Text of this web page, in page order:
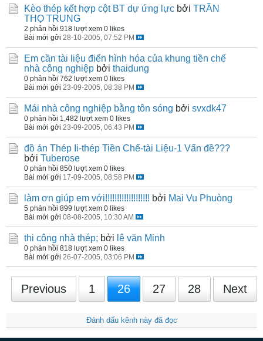
Kèo thép kết hợp cột BT dự ứng lực bởi TRẦN
THỌ TRUNG
2 phản hồi 918 lượt xem 0 likes
Bài mới gởi 28-10-2005, 07:52 PM
Em cần tài liệu điển hình hóa của khung tiền chế
nhà công nghiệp bởi thaidung
0 phản hồi 762 lượt xem 0 likes
Bài mới gởi 23-09-2005, 08:38 PM
Mái nhà công nghiệp bằng tôn sóng bởi svxdk47
0 phản hồi 1,482 lượt xem 0 likes
Bài mới gởi 23-09-2005, 06:43 PM
đồ án Thép Ii-thép Tiền Chế-tài Liệu-1 Vấn đề???
bởi Tuberose
0 phản hồi 850 lượt xem 0 likes
Bài mới gởi 17-09-2005, 08:58 PM
làm ơn giúp em với!!!!!!!!!!!!!!!!!!! bởi Mai Vu Phuòng
5 phản hồi 899 lượt xem 0 likes
Bài mới gởi 08-08-2005, 10:30 AM
thi công nhà thép; bởi lê văn Minh
0 phản hồi 818 lượt xem 0 likes
Bài mới gởi 26-07-2005, 03:06 PM
Previous 1 26 27 28 Next
Đánh dấu kênh này đã đọc